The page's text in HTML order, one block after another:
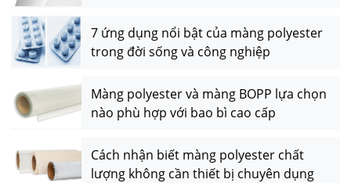
7 ứng dụng nổi bật của màng polyester
trong đời sống và công nghiệp
Màng polyester và màng BOPP lựa chọn
nào phù hợp với bao bì cao cấp
Cách nhận biết màng polyester chất
lượng không cần thiết bị chuyên dụng